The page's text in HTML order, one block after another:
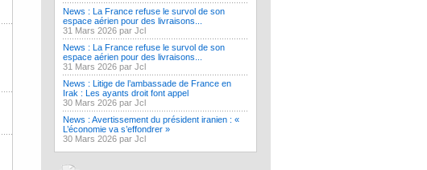
News : La France refuse le survol de son
espace aérien pour des livraisons...
31 Mars 2026 par Jcl
News : La France refuse le survol de son
espace aérien pour des livraisons...
31 Mars 2026 par Jcl
News : Litige de l’ambassade de France en
Irak : Les ayants droit font appel
30 Mars 2026 par Jcl
News : Avertissement du président iranien : «
L’économie va s’effondrer »
30 Mars 2026 par Jcl